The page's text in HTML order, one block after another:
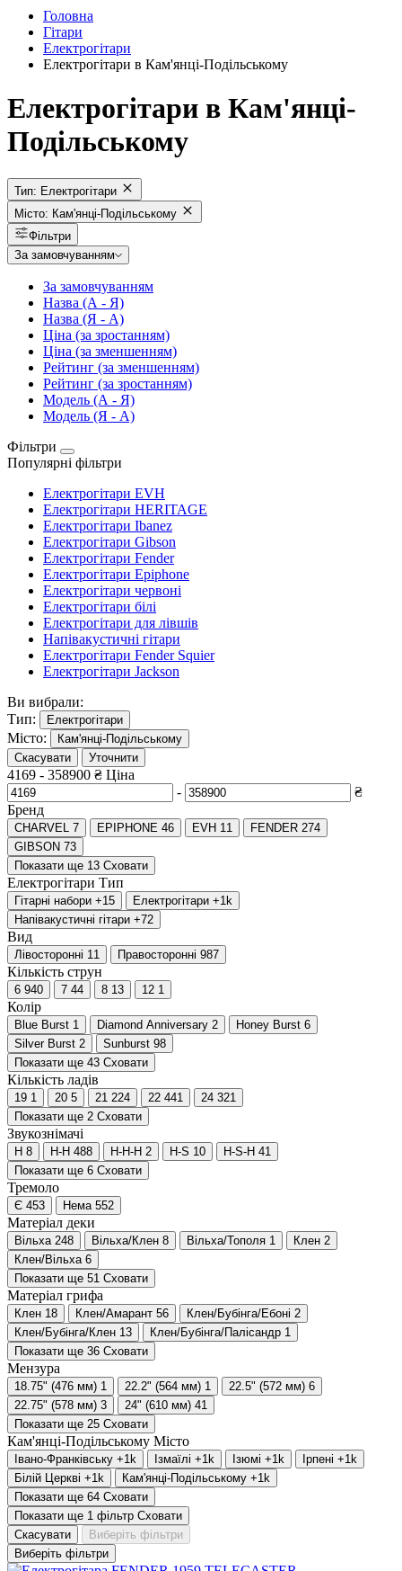
Головна
Гітари
Електрогітари
Електрогітари в Кам'янці-Подільському
Електрогітари в Кам'янці-
Подільському
Тип: Електрогітари
Місто: Кам'янці-Подільському
Фільтри
За замовчуванням
За замовчуванням
Назва (А - Я)
Назва (Я - А)
Ціна (за зростанням)
Ціна (за зменшенням)
Рейтинг (за зменшенням)
Рейтинг (за зростанням)
Модель (А - Я)
Модель (Я - А)
Фільтри
Популярні фільтри
Електрогітари EVH
Електрогітари HERITAGE
Електрогітари Ibanez
Електрогітари Gibson
Електрогітари Fender
Електрогітари Epiphone
Електрогітари червоні
Електрогітари білі
Електрогітари для лівшів
Напівакустичні гітари
Електрогітари Fender Squier
Електрогітари Jackson
Ви вибрали:
Тип:
Електрогітари
Місто:
Кам'янці-Подільському
Скасувати
Уточнити
4169 - 358900 ₴ Ціна
-
₴
Бренд
CHARVEL 7 EPIPHONE 46 EVH 11 FENDER 274
GIBSON 73
Показати ще 13 Сховати
Електрогітари Тип
Гітарні набори +15 Електрогітари +1 k
Напівакустичні гітари +72
Вид
Лівосторонні 11 Правосторонні 987
Кількість струн
6 940 7 44 8 13 12 1
Колір
Blue Burst 1 Diamond Anniversary 2 Honey Burst 6
Silver Burst 2 Sunburst 98
Показати ще 43 Сховати
Кількість ладів
19 1 20 5 21 224 22 441 24 321
Показати ще 2 Сховати
Звукознімачі
H 8 H-H 488 H-H-H 2 H-S 10 H-S-H 41
Показати ще 6 Сховати
Тремоло
Є 453 Нема 552
Матеріал деки
Вільха 248 Вільха/Клен 8 Вільха/Тополя 1 Клен 2
Клен/Вільха 6
Показати ще 51 Сховати
Матеріал грифа
Клен 18 Клен/Амарант 56 Клен/Бубінга/Ебоні 2
Клен/Бубінга/Клен 13 Клен/Бубінга/Палісандр 1
Показати ще 36 Сховати
Мензура
18.75" (476 мм) 1 22.2" (564 мм) 1 22.5" (572 мм) 6
22.75" (578 мм) 3 24" (610 мм) 41
Показати ще 25 Сховати
Кам'янці-Подільському Місто
Івано-Франківську +1 k Ізмаїлі +1 k Ізюмі +1 k Ірпені +1 k
Білій Церкві +1 k Кам'янці-Подільському +1 k
Показати ще 64 Сховати
Показати ще 1 фільтр Сховати
Скасувати
Виберіть фільтри
Виберіть фільтри